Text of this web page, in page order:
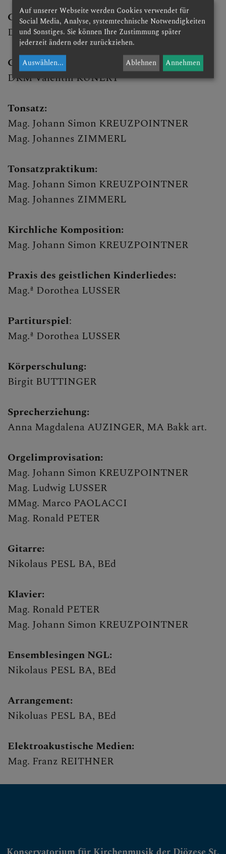
Chorpraxis:
DKM Valentin KUNERT
Gregorianischer Choral:
DKM Valentin KUNERT
Tonsatz:
Mag. Johann Simon KREUZPOINTNER
Mag. Johannes ZIMMERL
Tonsatzpraktikum:
Mag. Johann Simon KREUZPOINTNER
Mag. Johannes ZIMMERL
Kirchliche Komposition:
Mag. Johann Simon KREUZPOINTNER
Praxis des geistlichen Kinderliedes:
Mag.ª Dorothea LUSSER
Partiturspiel:
Mag.ª Dorothea LUSSER
Körperschulung:
Birgit BUTTINGER
Sprecherziehung:
Anna Magdalena AUZINGER, MA Bakk art.
Orgelimprovisation:
Mag. Johann Simon KREUZPOINTNER
Mag. Ludwig LUSSER
MMag. Marco PAOLACCI
Mag. Ronald PETER
Gitarre:
Nikolaus PESL BA, BEd
Klavier:
Mag. Ronald PETER
Mag. Johann Simon KREUZPOINTNER
Ensemblesingen NGL:
Nikolaus PESL BA, BEd
Arrangement:
Nikoluas PESL BA, BEd
Elektroakustische Medien:
Mag. Franz REITHNER
Auf unserer Webseite werden Cookies verwendet für
Social Media, Analyse, systemtechnische Notwendigkeiten
und Sonstiges. Sie können Ihre Zustimmung später
jederzeit ändern oder zurückziehen.
Auswählen... Ablehnen Annehmen